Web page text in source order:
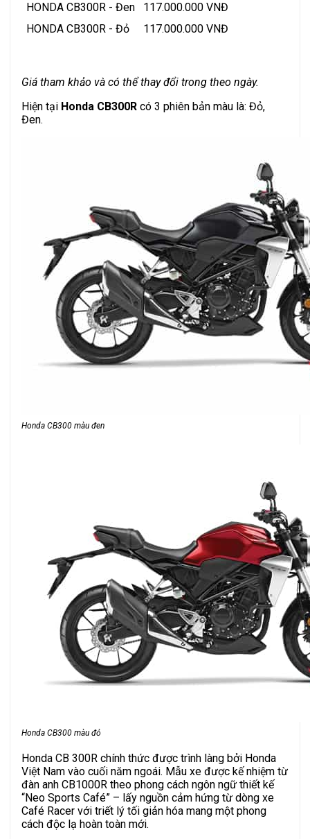
HONDA CB300R - Đen
117.000.000 VNĐ
HONDA CB300R - Đỏ
117.000.000 VNĐ
Giá tham khảo và có thể thay đổi trong theo ngày.
Hiện tại Honda CB300R có 3 phiên bản màu là: Đỏ,
Đen.
Honda CB300 màu đen
Honda CB300 màu đỏ
Honda CB 300R chính thức được trình làng bởi Honda
Việt Nam vào cuối năm ngoái. Mẫu xe được kế nhiệm từ
đàn anh CB1000R theo phong cách ngôn ngữ thiết kế
“Neo Sports Café” – lấy nguồn cảm hứng từ dòng xe
Café Racer với triết lý tối giản hóa mang một phong
cách độc lạ hoàn toàn mới.